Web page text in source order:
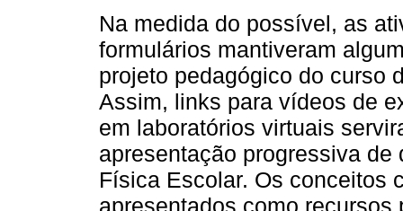
Na medida do possível, as
formulários mantiveram
projeto pedagógico do curso
Assim, links para vídeos de
em laboratórios virtuais
apresentação progressiva
Física Escolar. Os conceitos
apresentados como